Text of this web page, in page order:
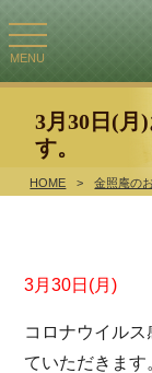
toggle
navigation
MENU
HOME > 金照庵の
3月30日(月
す。
3月30日(月)
コロナウイル
ていただきます